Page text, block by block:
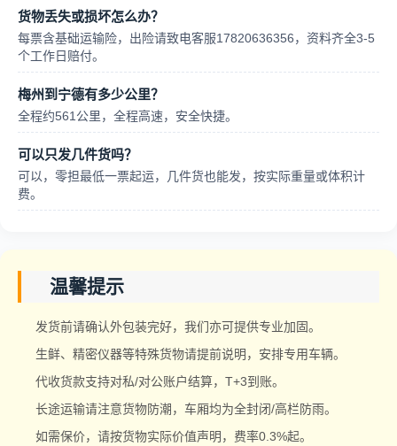
货物丢失或损坏怎么办？
每票含基础运输险，出险请致电客服17820636356，资料齐全3-5
个工作日赔付。
梅州到宁德有多少公里？
全程约561公里，全程高速，安全快捷。
可以只发几件货吗？
可以，零担最低一票起运，几件货也能发，按实际重量或体积计
费。
温馨提示
发货前请确认外包装完好，我们亦可提供专业加固。
生鲜、精密仪器等特殊货物请提前说明，安排专用车辆。
代收货款支持对私/对公账户结算，T+3到账。
长途运输请注意货物防潮，车厢均为全封闭/高栏防雨。
如需保价，请按货物实际价值声明，费率0.3%起。